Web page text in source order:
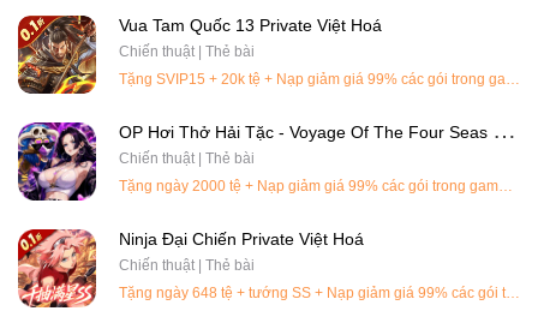
Vua Tam Quốc 13 Private Việt Hoá
Chiến thuật | Thẻ bài
O
P Hơi Thở Hải Tặc - Voyage Of The Four Seas Private Việt Hoá
Chiến thuật | Thẻ bài
Tặng ngày 2000 tệ + Nạp giảm giá 99% các gói trong game, 360k=10k tệ
Ninja Đại Chiến Private Việt Hoá
Chiến thuật | Thẻ bài
Tặng ngày 648 tệ + tướng SS + Nạp giảm giá 99% các gói trong game, 360k=10k tệ